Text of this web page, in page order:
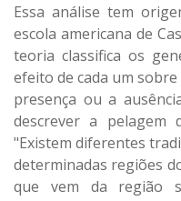
Essa análise tem
escola americana de
teoria classifica os
efeito de cada um
presença ou a
descrever a pelagem
"Existem diferentes
determinadas regiões
que vem da região